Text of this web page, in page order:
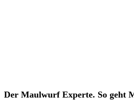
Der Maulwurf Experte. So geht